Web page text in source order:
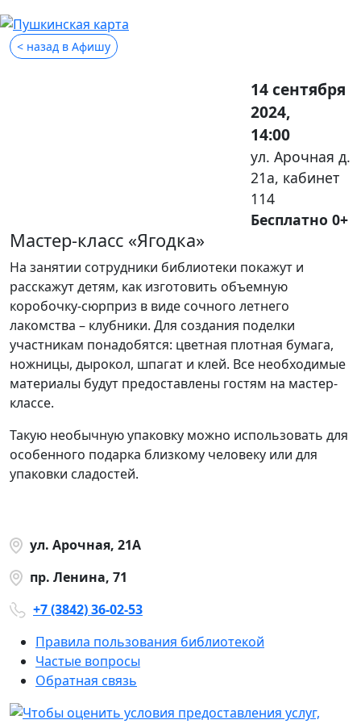
< назад в Афишу
14 сентября
2024,
14:00
ул. Арочная д.
21а, кабинет
114
Бесплатно 0+
Мастер-класс «Ягодка»
На занятии сотрудники библиотеки покажут и
расскажут детям, как изготовить объемную
коробочку-сюрприз в виде сочного летнего
лакомства – клубники. Для создания поделки
участникам понадобятся: цветная плотная бумага,
ножницы, дырокол, шпагат и клей. Все необходимые
материалы будут предоставлены гостям на мастер-
классе.
Такую необычную упаковку можно использовать для
особенного подарка близкому человеку или для
упаковки сладостей.
ул. Арочная, 21А
пр. Ленина, 71
+7 (3842) 36-02-53
Правила пользования библиотекой
Частые вопросы
Обратная связь